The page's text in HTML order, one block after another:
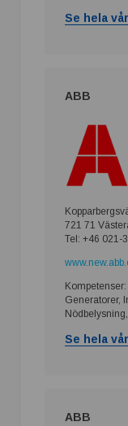
Se hela
ABB
721 71
Tel: +46 021-
Generatorer,
Se hela
ABB